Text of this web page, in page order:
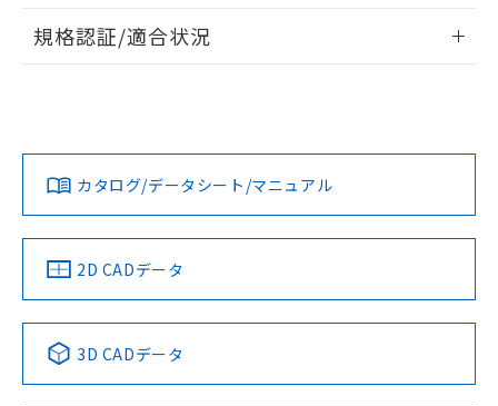
ログイン/会員登録
ダウンロードデータをご利用いただく前に、以下を必ずお読
みください。
ソフトウェアの使用条件
EU RoHS 注意事項・凡例
対応済み
中国 RoHS 注意事項・凡例
Pb Hg Cd Cr(VI)
規格認証/適合状況
カタログ/データシート/マニュアル
2D CADデータ
3D CADデータ